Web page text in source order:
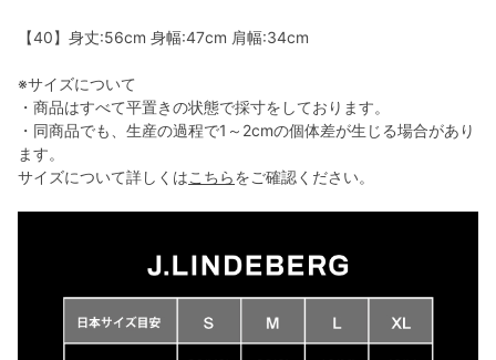
【40】身丈:56cm 身幅:47cm 肩幅:34cm
※サイズについて
・商品はすべて平置きの状態で採寸をしております。
・同商品でも、生産の過程で1～2cmの個体差が生じる場合があり
ます。
サイズについて詳しくはこちらをご確認ください。